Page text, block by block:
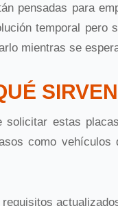
pensadas para
temporal pero
mientras se
SIRVEN
solicitar estas
como vehículos